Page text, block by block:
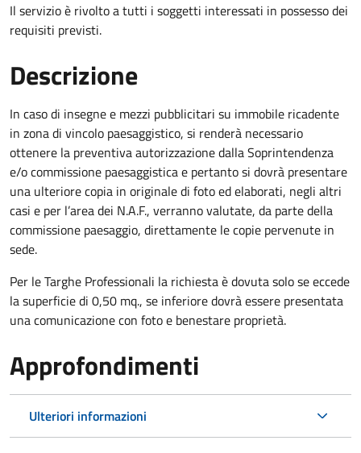
Il servizio è rivolto a tutti i soggetti interessati in possesso dei
requisiti previsti.
Descrizione
In caso di insegne e mezzi pubblicitari su immobile ricadente
in zona di vincolo paesaggistico, si renderà necessario
ottenere la preventiva autorizzazione dalla Soprintendenza
e/o commissione paesaggistica e pertanto si dovrà presentare
una ulteriore copia in originale di foto ed elaborati, negli altri
casi e per l’area dei N.A.F., verranno valutate, da parte della
commissione paesaggio, direttamente le copie pervenute in
sede.
Per le Targhe Professionali la richiesta è dovuta solo se eccede
la superficie di 0,50 mq., se inferiore dovrà essere presentata
una comunicazione con foto e benestare proprietà.
Approfondimenti
Ulteriori informazioni